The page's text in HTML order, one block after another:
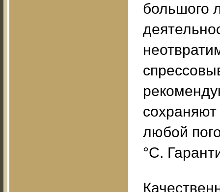
большого
сохраняют
любой
°С.